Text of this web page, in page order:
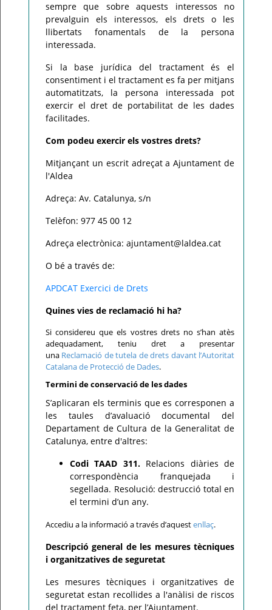
sempre que sobre aquests interessos no
prevalguin els interessos, els drets o les
llibertats fonamentals de la persona
interessada.
Si la base jurídica del tractament és el
consentiment i el tractament es fa per mitjans
automatitzats, la persona interessada pot
exercir el dret de portabilitat de les dades
facilitades.
Com podeu exercir els vostres drets?
Mitjançant un escrit adreçat a Ajuntament de
l'Aldea
Adreça: Av. Catalunya, s/n
Telèfon: 977 45 00 12
Adreça electrònica: ajuntament@laldea.cat
O bé a través de:
APDCAT Exercici de Drets
Quines vies de reclamació hi ha?
Si considereu que els vostres drets no s’han atès
adequadament, teniu dret a presentar
una Reclamació de tutela de drets davant l’Autoritat
Catalana de Protecció de Dades.
Termini de conservació de les dades
S’aplicaran els terminis que es corresponen a
les taules d’avaluació documental del
Departament de Cultura de la Generalitat de
Catalunya, entre d'altres:
Codi TAAD 311.Relacions diàries de
correspondència franquejada i
segellada. Resolució: destrucció total en
el termini d’un any.
Accediu a la informació a través d’aquestenllaç.
Descripció general de les mesures tècniques
i organitzatives de seguretat
Les mesures tècniques i organitzatives de
seguretat estan recollides a l'anàlisi de riscos
del tractament feta, per l’Ajuntament.